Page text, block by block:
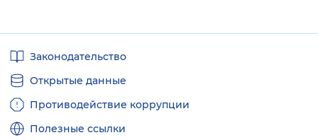
ссылкиЗаконодательство
Открытые данные
Противодействие коррупции
Полезные ссылки